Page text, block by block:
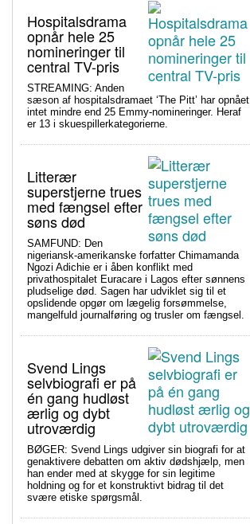
Hospitalsdrama
opnår hele 25
nomineringer til
central TV-pris
STREAMING: Anden
sæson af hospitalsdramaet ‘The Pitt’ har opnået
intet mindre end 25 Emmy-nomineringer. Heraf
er 13 i skuespillerkategorierne.
Litterær
superstjerne trues
med fængsel efter
søns død
SAMFUND: Den
nigeriansk-amerikanske forfatter Chimamanda
Ngozi Adichie er i åben konflikt med
privathospitalet Euracare i Lagos efter sønnens
pludselige død. Sagen har udviklet sig til et
opslidende opgør om lægelig forsømmelse,
mangelfuld journalføring og trusler om fængsel.
Svend Lings
selvbiografi er på
én gang hudløst
ærlig og dybt
utroværdig
BØGER: Svend Lings udgiver sin biografi for at
genaktivere debatten om aktiv dødshjælp, men
han ender med at skygge for sin legitime
holdning og for et konstruktivt bidrag til det
svære etiske spørgsmål.